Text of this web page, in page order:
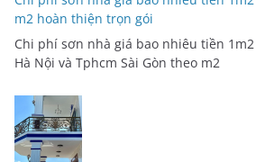
m2 hoàn thiện trọn gói
Chi phí sơn nhà giá bao nhiêu tiền
Hà Nội và Tphcm Sài Gòn theo m2